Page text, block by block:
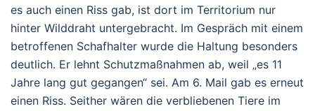
es auch einen Riss gab, ist dort im Territorium nur
hinter Wilddraht untergebracht. Im Gespräch mit einem
betroffenen Schafhalter wurde die Haltung besonders
deutlich. Er lehnt Schutzmaßnahmen ab, weil „es 11
Jahre lang gut gegangen“ sei. Am 6. Mail gab es erneut
einen Riss. Seither wären die verbliebenen Tiere im